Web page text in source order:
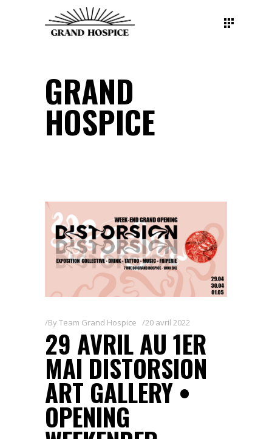
GRAND
HOSPICE
ByTeam Grand Hospice 20 avril 2022
29 AVRIL AU 1ER
MAI DISTORSION
ART GALLERY •
OPENING